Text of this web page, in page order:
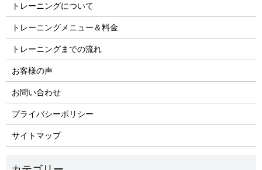
トレーニングについて
トレーニングメニュー＆料金
トレーニングまでの流れ
お客様の声
お問い合わせ
プライバシーポリシー
サイトマップ